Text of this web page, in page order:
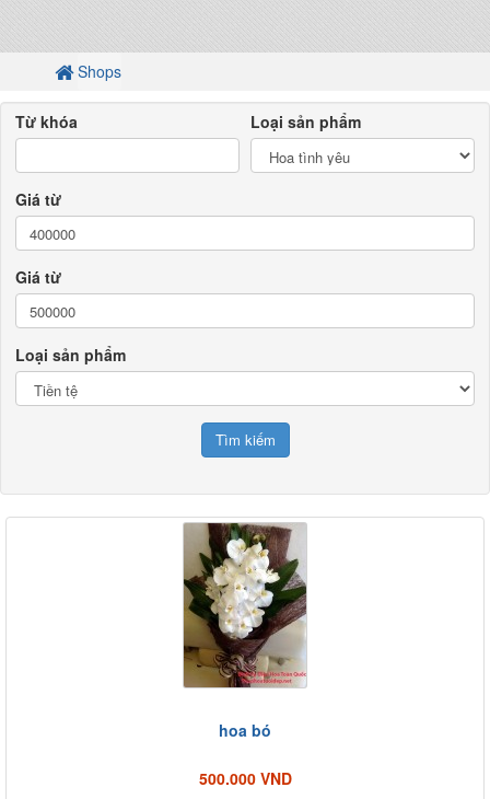
Shops
Từ khóa Loại sản phẩm
Giá từ
Giá từ
Loại sản phẩm
hoa bó
500.000 VND